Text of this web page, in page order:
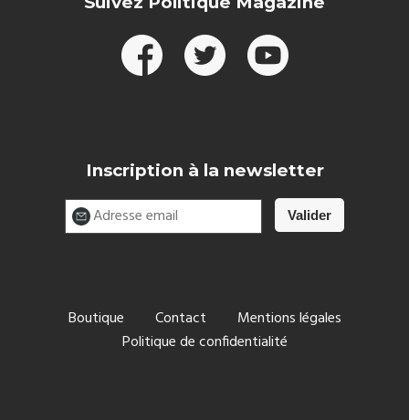
Inscription à la newsletter
Boutique Contact
Mentions légales
Politique de confidentialité